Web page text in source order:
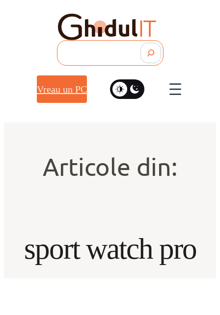
Vreau un PC
Articole din:
sport watch pro